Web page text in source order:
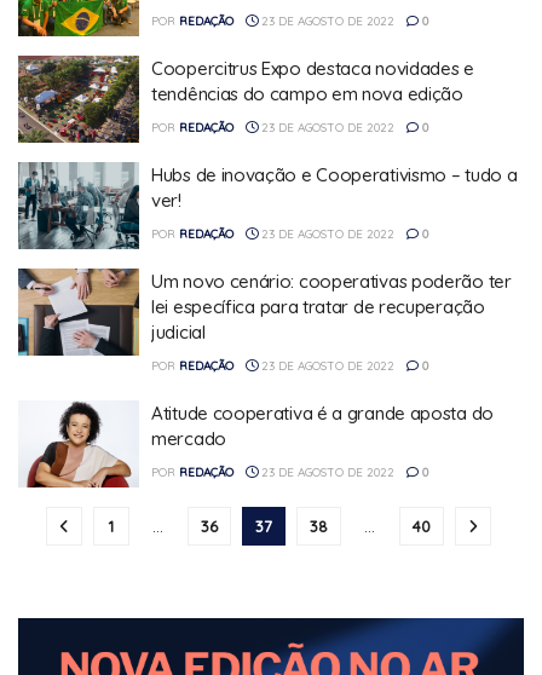
POR REDAÇÃO 23 DE AGOSTO DE 2022 0
Coopercitrus Expo destaca novidades e
tendências do campo em nova edição
POR REDAÇÃO 23 DE AGOSTO DE 2022 0
Hubs de inovação e Cooperativismo – tudo a
ver!
POR REDAÇÃO 23 DE AGOSTO DE 2022 0
Um novo cenário: cooperativas poderão ter
lei específica para tratar de recuperação
judicial
POR REDAÇÃO 23 DE AGOSTO DE 2022 0
Atitude cooperativa é a grande aposta do
mercado
POR REDAÇÃO 23 DE AGOSTO DE 2022 0
1 36 37 38 40